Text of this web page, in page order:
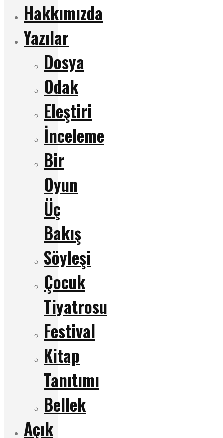
Hakkımızda
Yazılar
Dosya
Odak
Eleştiri
İnceleme
Bir
Oyun
Üç
Bakış
Söyleşi
Çocuk
Tiyatrosu
Festival
Kitap
Tanıtımı
Bellek
Açık